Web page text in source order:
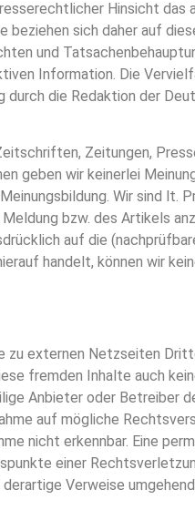
Hinsicht das
beziehen sich daher auf
und
Information. Die
durch die Redaktion der
Zeitungen,
geben wir keinerlei
Wir sind lt.
bzw. des Artikels
auf die
handelt, können wir
zu externen Netzseiten
fremden Inhalte auch
Anbieter oder Betreiber
auf mögliche
nicht erkennbar. Eine
einer
Verweise